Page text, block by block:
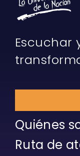
Escuchar
Quiénes
Ruta de